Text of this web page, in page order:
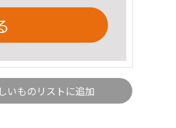
いものリストに追加